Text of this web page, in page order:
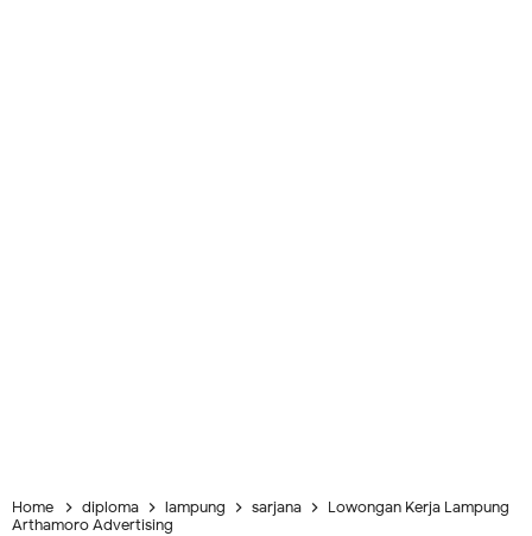
Home diploma lampung sarjana
Lowongan Kerja Lampung
Arthamoro Advertising